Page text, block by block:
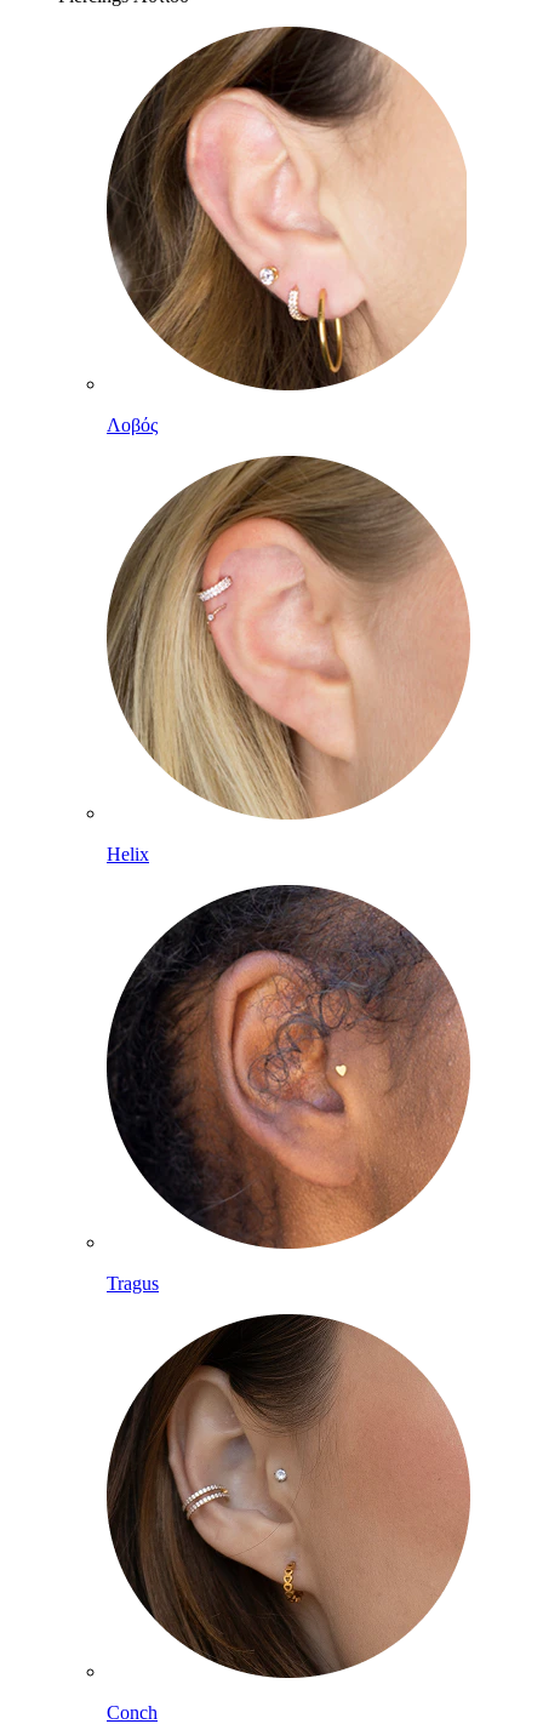
Λοβός
Helix
Tragus
Conch